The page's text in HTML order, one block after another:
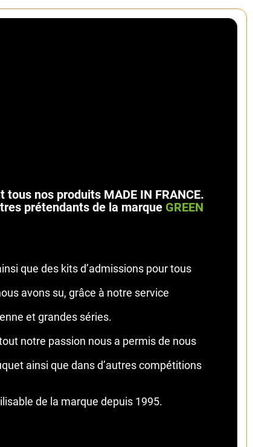
tous nos produits MADE IN FRANCE.
prétendants de la marque GREEN
que des kits d’admissions pour tous
avons su, grâce à notre service
et grandes séries.
notre passion nous a permis de nous
ainsi que dans d’autres compétitions
de la marque depuis 1995.